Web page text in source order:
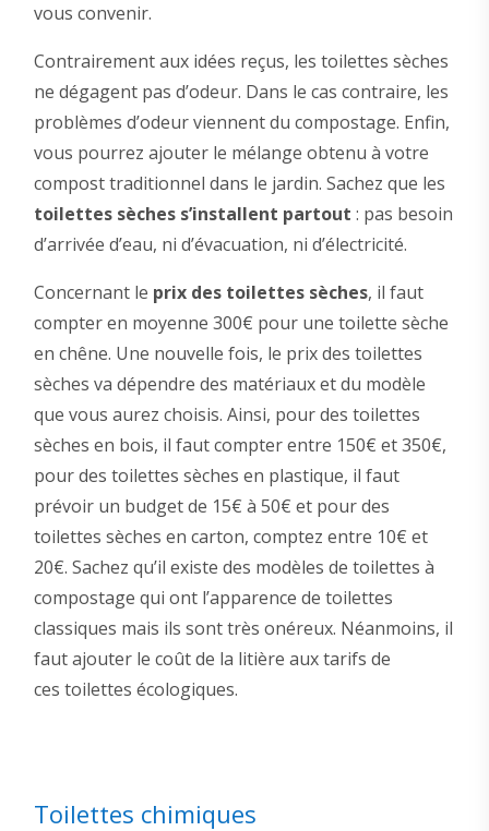
vous convenir.
Contrairement aux idées reçus, les toilettes sèches
ne dégagent pas d’odeur. Dans le cas contraire, les
problèmes d’odeur viennent du compostage. Enfin,
vous pourrez ajouter le mélange obtenu à votre
compost traditionnel dans le jardin. Sachez que les
toilettes sèches s’installent partout : pas besoin
d’arrivée d’eau, ni d’évacuation, ni d’électricité.
Concernant le prix des toilettes sèches, il faut
compter en moyenne 300€ pour une toilette sèche
en chêne. Une nouvelle fois, le prix des toilettes
sèches va dépendre des matériaux et du modèle
que vous aurez choisis. Ainsi, pour des toilettes
sèches en bois, il faut compter entre 150€ et 350€,
pour des toilettes sèches en plastique, il faut
prévoir un budget de 15€ à 50€ et pour des
toilettes sèches en carton, comptez entre 10€ et
20€. Sachez qu’il existe des modèles de toilettes à
compostage qui ont l’apparence de toilettes
classiques mais ils sont très onéreux. Néanmoins, il
faut ajouter le coût de la litière aux tarifs de
ces toilettes écologiques.
Toilettes chimiques